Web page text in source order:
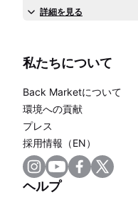
詳細を見る
私たちについて
Back Marketについて
環境への貢献
プレス
採用情報（EN）
ヘルプ